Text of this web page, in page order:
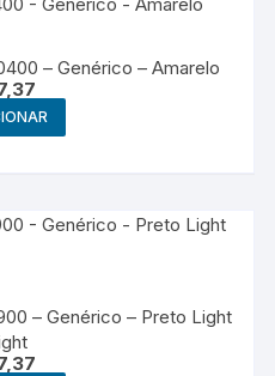
– Genérico – Amarelo
– Genérico – Preto Light